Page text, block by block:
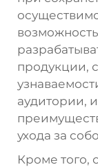
продукции,
аудитории,
ухода за
Кроме того,